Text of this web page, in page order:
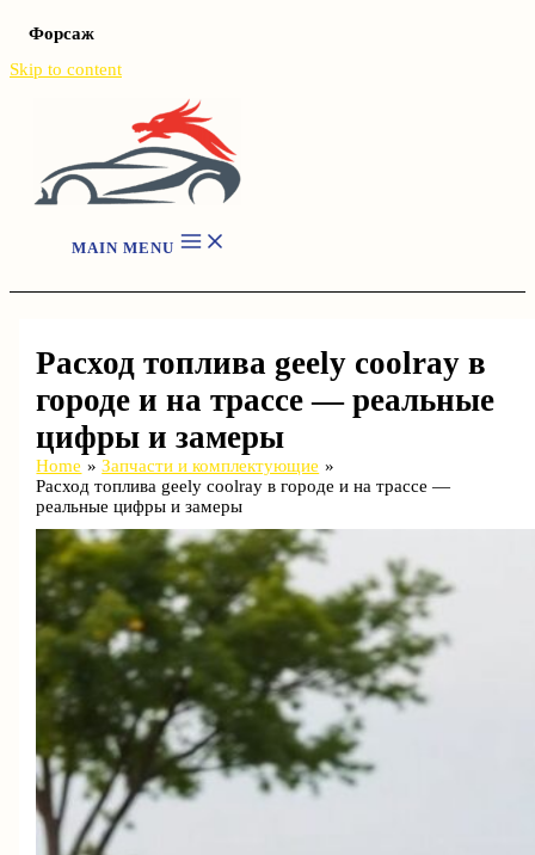
Форсаж
Skip to content
MAIN MENU
Расход топлива geely coolray в
городе и на трассе — реальные
цифры и замеры
Home
Запчасти и комплектующие
Расход топлива geely coolray в городе и на трассе —
реальные цифры и замеры